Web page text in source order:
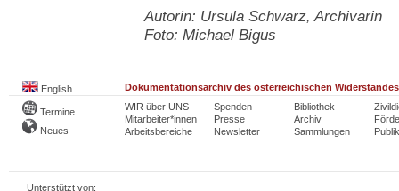
Autorin: Ursula Schwarz, Archivarin
Foto: Michael Bigus
English Dokumentationsarchiv des österreichischen Widerstandes
Termine
Neues
WIR über UNS
Mitarbeiter*innen
Arbeitsbereiche
Spenden
Presse
Newsletter
Bibliothek
Archiv
Sammlungen
Unterstützt von: